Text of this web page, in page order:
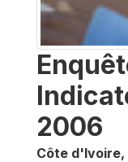
2006
Côte d'Ivoire,